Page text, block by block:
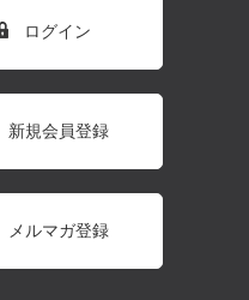
ログイン
新規会員登録
メルマガ登録